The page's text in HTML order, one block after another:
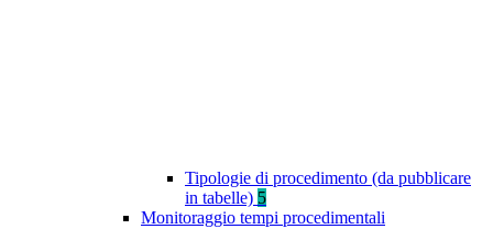
Tipologie di procedimento (da pubblicare
in tabelle) 5
Monitoraggio tempi procedimentali